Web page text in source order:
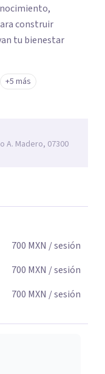
construir
tu bienestar
+5 más
A. Madero, 07300
700 MXN / sesión
700 MXN / sesión
700 MXN / sesión